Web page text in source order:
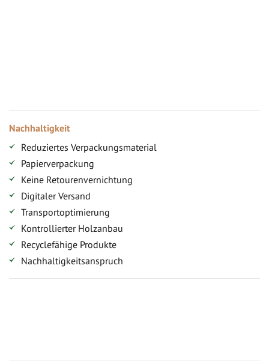
Nachhaltigkeit
Reduziertes Verpackungsmaterial
Papierverpackung
Keine Retourenvernichtung
Digitaler Versand
Transportoptimierung
Kontrollierter Holzanbau
Recyclefähige Produkte
Nachhaltigkeitsanspruch